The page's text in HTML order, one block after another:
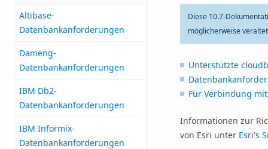
Altibase-
Datenbankanforderungen
Dameng-
Datenbankanforderungen
IBM Db2-
Datenbankanforderungen
IBM Informix-
Datenbankanforderungen
Diese 10.7-
möglicherweise
Unterstützte
Für Verbindung
Informationen zur
von Esri unter Esri's